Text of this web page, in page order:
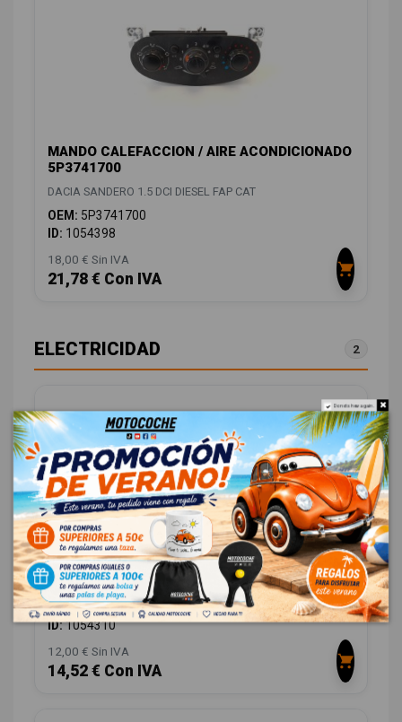
MANDO CALEFACCION / AIRE ACONDICIONADO
5P3741700
DACIA SANDERO 1.5 DCI DIESEL FAP CAT
OEM: 5P3741700
ID: 1054398
18,00 € Sin IVA
21,78 € Con IVA
ELECTRICIDAD 2
INTERRUPTOR 251B49802
DACIA SANDERO 1.5 DCI DIESEL FAP CAT
OEM:251B49802
ID:1054310
12,00 € Sin IVA
14,52 € Con IVA
Do not show again.